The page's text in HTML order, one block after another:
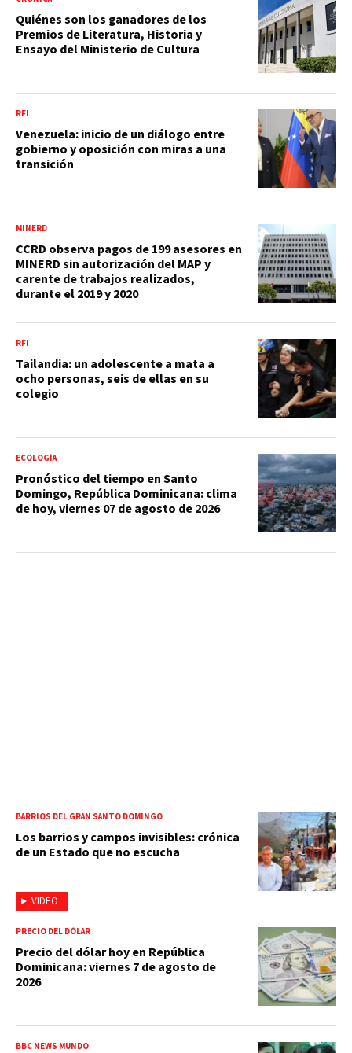
Quiénes son los ganadores de los
Premios de Literatura, Historia y
Ensayo del Ministerio de Cultura
RFI
Venezuela: inicio de un diálogo entre
gobierno y oposición con miras a una
transición
MINERD
CCRD observa pagos de 199 asesores en
MINERD sin autorización del MAP y
carente de trabajos realizados,
durante el 2019 y 2020
RFI
Tailandia: un adolescente a mata a
ocho personas, seis de ellas en su
colegio
ECOLOGÍA
Pronóstico del tiempo en Santo
Domingo, República Dominicana: clima
de hoy, viernes 07 de agosto de 2026
VIDEO
BARRIOS DEL GRAN SANTO DOMINGO
Los barrios y campos invisibles: crónica
de un Estado que no escucha
PRECIO DEL DÓLAR
Precio del dólar hoy en República
Dominicana: viernes 7 de agosto de
2026
BBC NEWS MUNDO